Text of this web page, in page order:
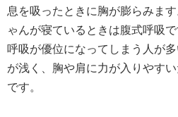
息を吸ったときに胸が膨らみま
ゃんが寝ているときは腹式呼吸
呼吸が優位になってしまう人が
が浅く、胸や肩に力が入りやす
です。